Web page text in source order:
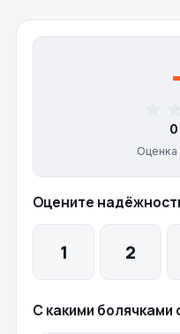
0
Оценка
Оцените
1 2
С какими болячками